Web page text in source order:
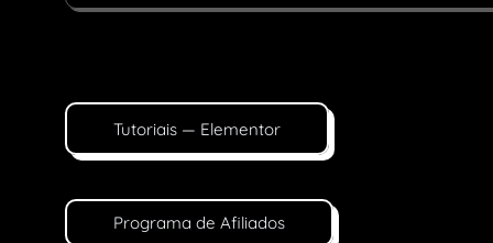
Tutoriais — Elementor
Programa de Afiliados